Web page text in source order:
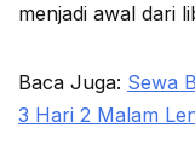
menjadi awal dari
Baca Juga: Sewa
3 Hari 2 Malam